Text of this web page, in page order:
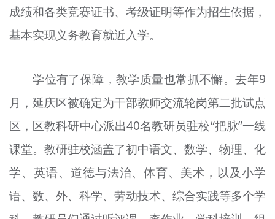
成绩和各类竞赛证书、考级证明等作为招生依据，
基本实现义务教育就近入学。
学位有了保障，教学质量也常抓不懈。去年9
月，延庆区被确定为干部教师交流轮岗第二批试点
区，区教科研中心派出40名教研员驻校“把脉”一线
课堂。教研驻校涵盖了初中语文、数学、物理、化
学、英语、道德与法治、体育、美术，以及小学
语、数、外、科学、劳动技术、综合实践等多个学